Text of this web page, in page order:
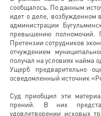
сообщалось. По данным
идет о деле, возбужденном
администрации
превышению полномочий.
Претензии сотрудников
отчуждением
получал на условиях найма
Ущерб предварительно
осведомленный источник
Суд приобщил эти
прений. В них
удовлетворении исковых